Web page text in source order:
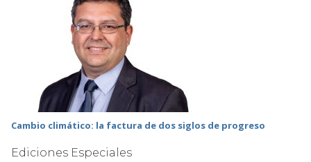
Cambio climático: la factura de dos siglos de progreso
Ediciones Especiales